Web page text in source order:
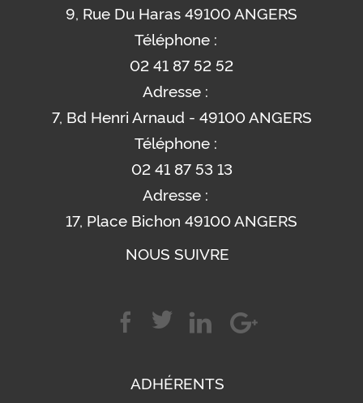
9, Rue Du Haras 49100 ANGERS
Téléphone :
02 41 87 52 52
Adresse :
7, Bd Henri Arnaud - 49100 ANGERS
Téléphone :
02 41 87 53 13
Adresse :
17, Place Bichon 49100 ANGERS
NOUS SUIVRE
ADHÉRENTS